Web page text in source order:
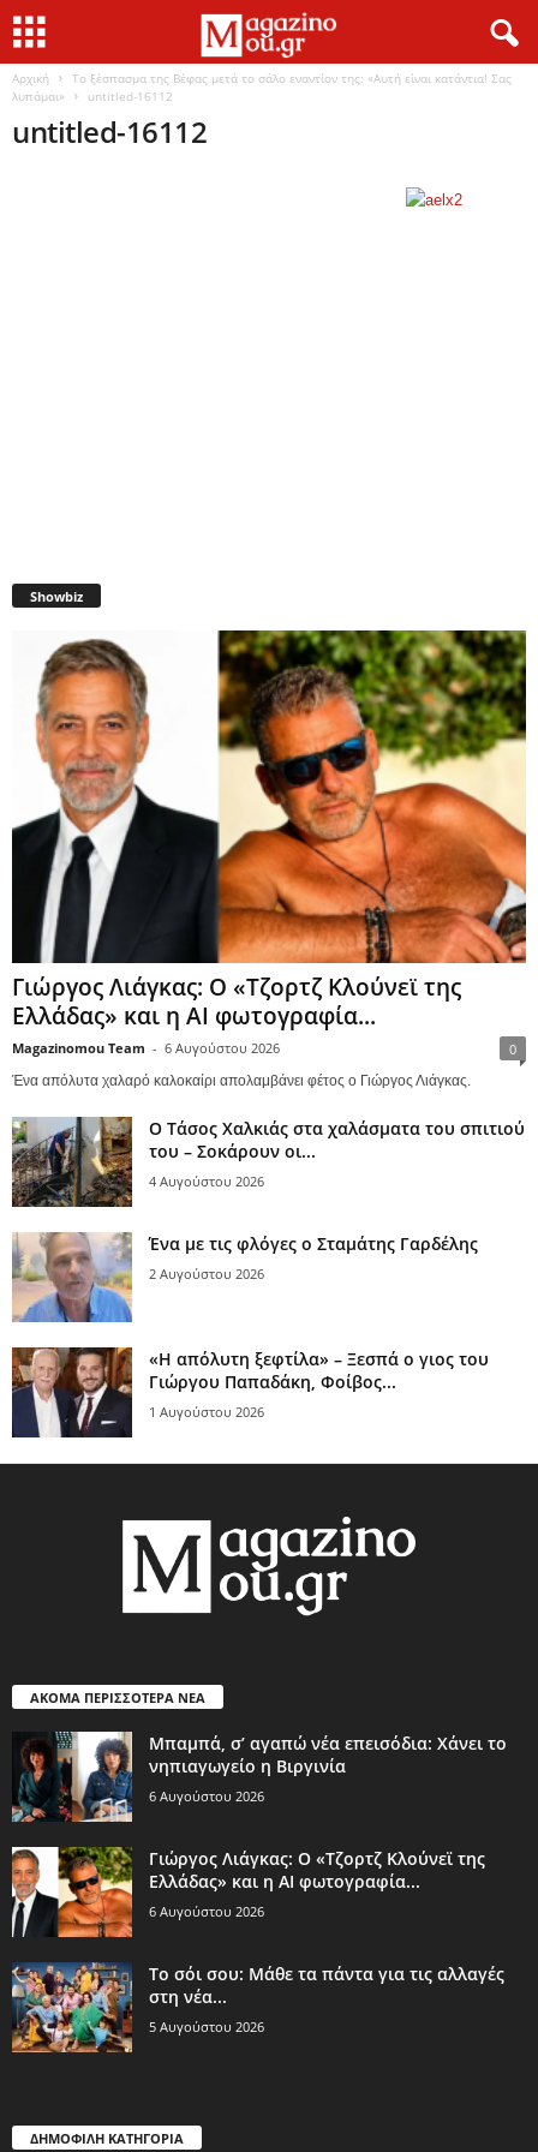
Αρχική
Το ξέσπασμα της Βέφας μετά το σάλο εναντίον της: «Αυτή είναι κατάντια! Σας
λυπάμαι»
untitled-16112
untitled-16112
Showbiz
Γιώργος Λιάγκας: Ο «Τζορτζ Κλούνεϊ της
Ελλάδας» και η AI φωτογραφία...
Magazinomou Team - 6 Αυγούστου 2026 0
Ένα απόλυτα χαλαρό καλοκαίρι απολαμβάνει φέτος ο Γιώργος Λιάγκας.
Ο Τάσος Χαλκιάς στα χαλάσματα του σπιτιού
του – Σοκάρουν οι...
4 Αυγούστου 2026
Ένα με τις φλόγες ο Σταμάτης Γαρδέλης
2 Αυγούστου 2026
«Η απόλυτη ξεφτίλα» – Ξεσπά ο γιος του
Γιώργου Παπαδάκη, Φοίβος...
1 Αυγούστου 2026
ΑΚΟΜΑ ΠΕΡΙΣΣΟΤΕΡΑ ΝΕΑ
Μπαμπά, σ’ αγαπώ νέα επεισόδια: Χάνει το
νηπιαγωγείο η Βιργινία
6 Αυγούστου 2026
Γιώργος Λιάγκας: Ο «Τζορτζ Κλούνεϊ της
Ελλάδας» και η AI φωτογραφία...
6 Αυγούστου 2026
Το σόι σου: Μάθε τα πάντα για τις αλλαγές
στη νέα...
5 Αυγούστου 2026
ΔΗΜΟΦΙΛΗ ΚΑΤΗΓΟΡΙΑ